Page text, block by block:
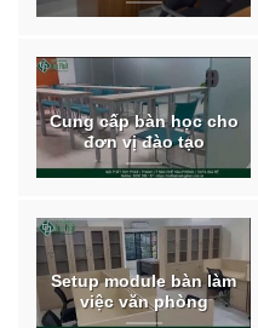
Cung cấp bàn học cho
đơn vị đào tạo
Setup module bàn làm
việc văn phòng